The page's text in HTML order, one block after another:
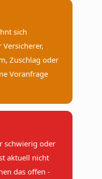
sich
Zuschlag oder
Voranfrage
schwierig oder
aktuell nicht
das offen -